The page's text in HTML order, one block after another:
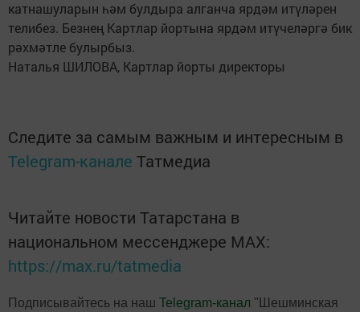
катнашуларын һәм булдыра алганча ярдәм итүләрен
телибез. Безнең Картлар йортына ярдәм итүчеләргә бик
рәхмәтле булырбыз.
Наталья ШИЛОВА, Картлар йорты директоры
Следите за самым важным и интересным в
Telegram-канале Татмедиа
Читайте новости Татарстана в
национальном мессенджере MАХ:
https://max.ru/tatmedia
Подписывайтесь на наш Telegram-канал "Шешминская